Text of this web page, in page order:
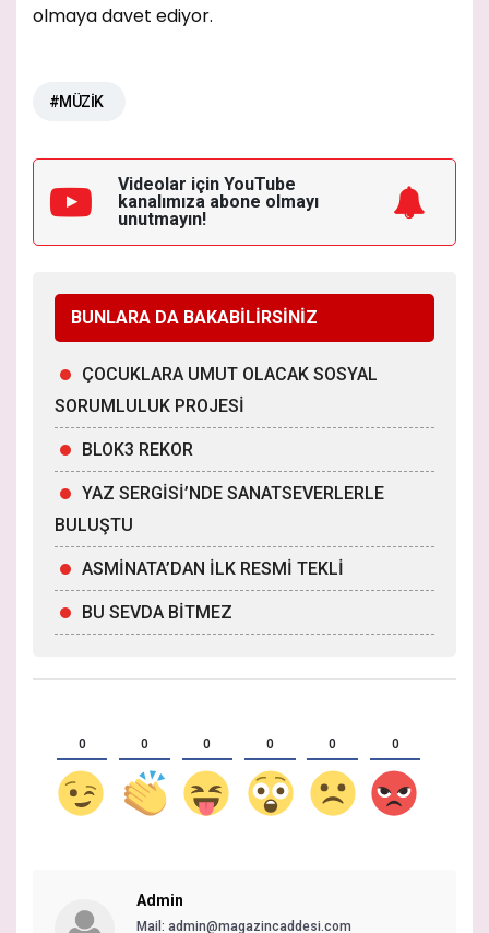
olmaya davet ediyor.
#MÜZİK
Videolar için YouTube
kanalımıza abone olmayı
unutmayın!
BUNLARA DA BAKABİLİRSİNİZ
ÇOCUKLARA UMUT OLACAK SOSYAL
SORUMLULUK PROJESİ
BLOK3 REKOR
YAZ SERGİSİ’NDE SANATSEVERLERLE
BULUŞTU
ASMİNATA’DAN İLK RESMİ TEKLİ
BU SEVDA BİTMEZ
0 0 0 0 0 0
Admin
Mail: admin@magazincaddesi.com